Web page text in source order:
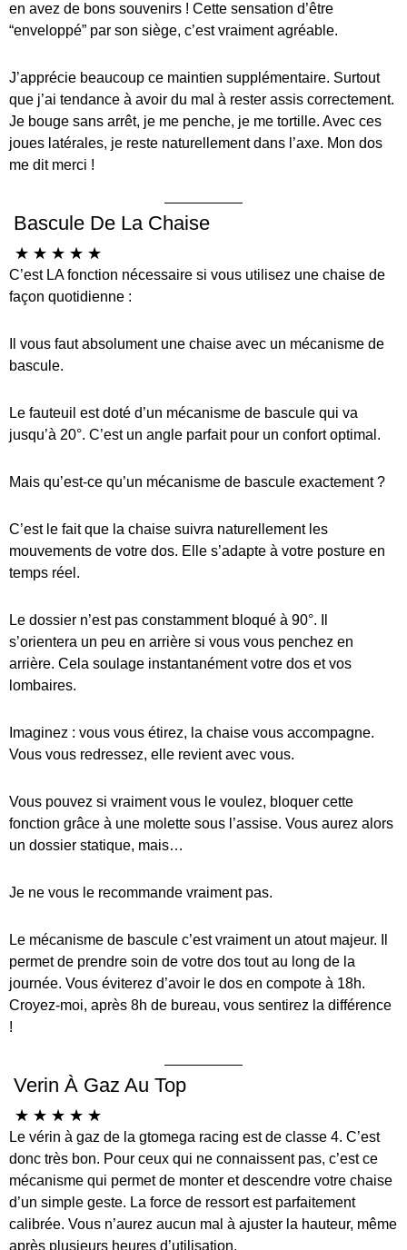
en avez de bons souvenirs ! Cette sensation d’être
“enveloppé” par son siège, c’est vraiment agréable.
J’apprécie beaucoup ce maintien supplémentaire. Surtout
que j’ai tendance à avoir du mal à rester assis correctement.
Je bouge sans arrêt, je me penche, je me tortille. Avec ces
joues latérales, je reste naturellement dans l’axe. Mon dos
me dit merci !
Bascule De La Chaise
☆ ☆ ☆ ☆ ☆
C’est LA fonction nécessaire si vous utilisez une chaise de
façon quotidienne :
Il vous faut absolument une chaise avec un mécanisme de
bascule.
Le fauteuil est doté d’un mécanisme de bascule qui va
jusqu’à 20°. C’est un angle parfait pour un confort optimal.
Mais qu’est-ce qu’un mécanisme de bascule exactement ?
C’est le fait que la chaise suivra naturellement les
mouvements de votre dos. Elle s’adapte à votre posture en
temps réel.
Le dossier n’est pas constamment bloqué à 90°. Il
s’orientera un peu en arrière si vous vous penchez en
arrière. Cela soulage instantanément votre dos et vos
lombaires.
Imaginez : vous vous étirez, la chaise vous accompagne.
Vous vous redressez, elle revient avec vous.
Vous pouvez si vraiment vous le voulez, bloquer cette
fonction grâce à une molette sous l’assise. Vous aurez alors
un dossier statique, mais…
Je ne vous le recommande vraiment pas.
Le mécanisme de bascule c’est vraiment un atout majeur. Il
permet de prendre soin de votre dos tout au long de la
journée. Vous éviterez d’avoir le dos en compote à 18h.
Croyez-moi, après 8h de bureau, vous sentirez la différence
!
Verin À Gaz Au Top
☆ ☆ ☆ ☆ ☆
Le vérin à gaz de la gtomega racing est de classe 4. C’est
donc très bon. Pour ceux qui ne connaissent pas, c’est ce
mécanisme qui permet de monter et descendre votre chaise
d’un simple geste. La force de ressort est parfaitement
calibrée. Vous n’aurez aucun mal à ajuster la hauteur, même
après plusieurs heures d’utilisation.